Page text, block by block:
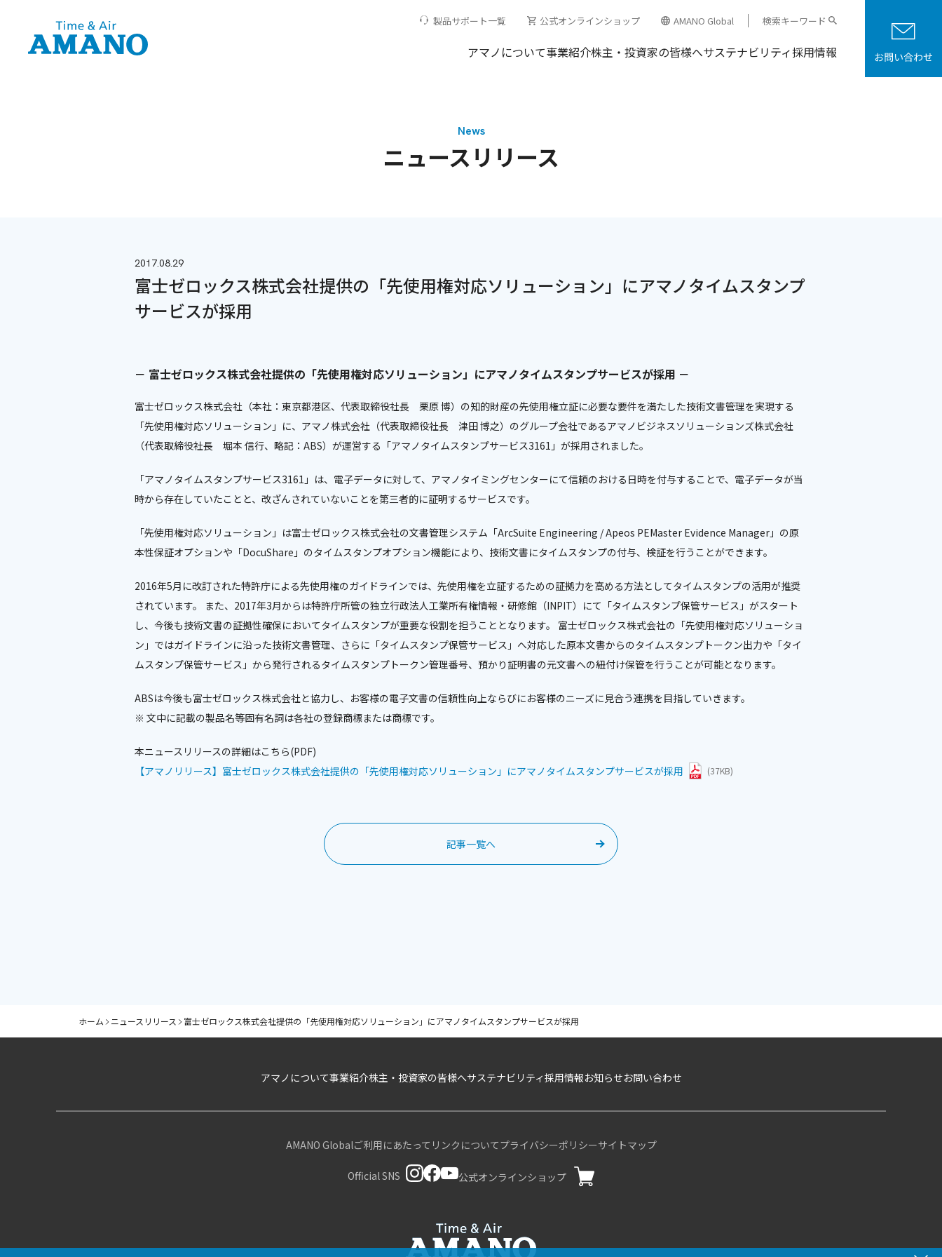
アマノについて事業紹介株主・投資家の皆様へサステナビリティ採用情報
製品サポート一覧 公式オンラインショップ AMANO Global 検索キーワード
News
ニュースリリース
2017.08.29
富士ゼロックス株式会社提供の「先使用権対応ソリューション」にアマノタイムスタンプ
サービスが採用
－ 富士ゼロックス株式会社提供の「先使用権対応ソリューション」にアマノタイムスタンプサービスが採用 －
富士ゼロックス株式会社（本社：東京都港区、代表取締役社長 栗原 博）の知的財産の先使用権立証に必要な要件を満たした技術文書管理を実現する
「先使用権対応ソリューション」に、アマノ株式会社（代表取締役社長 津田 博之）のグループ会社であるアマノビジネスソリューションズ株式会社
（代表取締役社長 堀本 信行、略記：ABS）が運営する「アマノタイムスタンプサービス3161」が採用されました。
「アマノタイムスタンプサービス3161」は、電子データに対して、アマノタイミングセンターにて信頼のおける日時を付与することで、電子データが当
時から存在していたことと、改ざんされていないことを第三者的に証明するサービスです。
「先使用権対応ソリューション」は富士ゼロックス株式会社の文書管理システム「ArcSuite Engineering / Apeos PEMaster Evidence Manager」の原
本性保証オプションや「DocuShare」のタイムスタンプオプション機能により、技術文書にタイムスタンプの付与、検証を行うことができます。
2016年5月に改訂された特許庁による先使用権のガイドラインでは、先使用権を立証するための証拠力を高める方法としてタイムスタンプの活用が推奨
されています。 また、2017年3月からは特許庁所管の独立行政法人工業所有権情報・研修館（INPIT）にて「タイムスタンプ保管サービス」がスタート
し、今後も技術文書の証拠性確保においてタイムスタンプが重要な役割を担うこととなります。 富士ゼロックス株式会社の「先使用権対応ソリューショ
ン」ではガイドラインに沿った技術文書管理、さらに「タイムスタンプ保管サービス」へ対応した原本文書からのタイムスタンプトークン出力や「タイ
ムスタンプ保管サービス」から発行されるタイムスタンプトークン管理番号、預かり証明書の元文書への紐付け保管を行うことが可能となります。
ABSは今後も富士ゼロックス株式会社と協力し、お客様の電子文書の信頼性向上ならびにお客様のニーズに見合う連携を目指していきます。
※ 文中に記載の製品名等固有名詞は各社の登録商標または商標です。
本ニュースリリースの詳細はこちら(PDF)
【アマノリリース】富士ゼロックス株式会社提供の「先使用権対応ソリューション」にアマノタイムスタンプサービスが採用
(37KB)
記事一覧へ
ホーム ニュースリリース 富士ゼロックス株式会社提供の「先使用権対応ソリューション」にアマノタイムスタンプサービスが採用
アマノについて事業紹介株主・投資家の皆様へサステナビリティ採用情報お知らせお問い合わせ
AMANO Globalご利用にあたって リンクについてプライバシーポリシーサイトマップ
Official SNS 公式オンラインショップ